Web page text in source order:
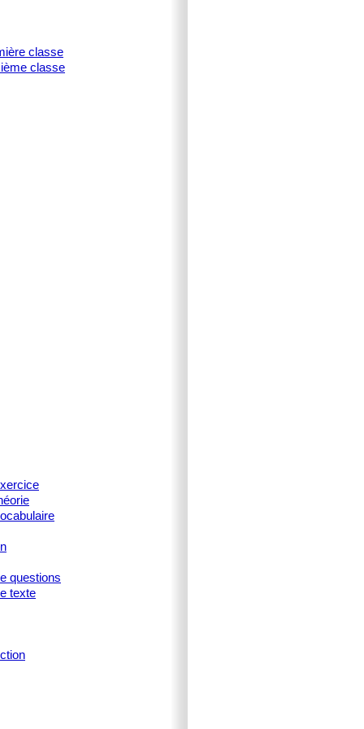
classe
classe
questions
texte